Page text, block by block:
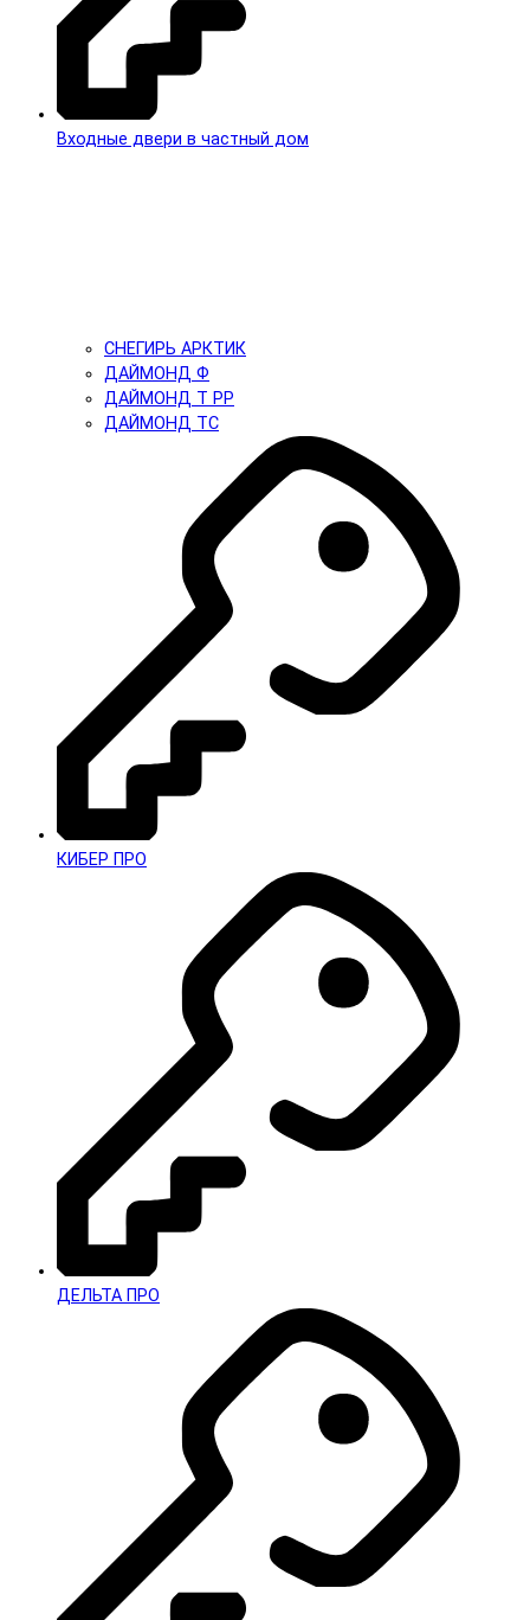
Входные двери в частный дом
СНЕГИРЬ АРКТИК
ДАЙМОНД Ф
ДАЙМОНД Т PP
ДАЙМОНД ТС
КИБЕР ПРО
ДЕЛЬТА ПРО